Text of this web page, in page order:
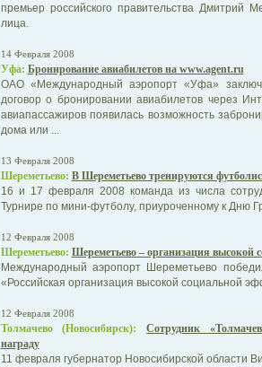
премьер российского правительства Дмитрий
лица.
14 Февраля 2008
Уфа: Бронирование авиабилетов на www.agent.ru
ОАО «Международный аэропорт «Уфа»
договор о бронировании авиабилетов через
авиапассажиров появилась возможность
дома или ...
13 Февраля 2008
Шереметьево: В Шереметьево тренируются
16 и 17 февраля 2008 команда из числа
Турнире по мини-футболу, приуроченному к Дню
12 Февраля 2008
Шереметьево: Шереметьево – организация высокой
Международный аэропорт Шереметьево
«Российская организация высокой социальной
12 Февраля 2008
Толмачево (Новосибирск):
Сотрудник
награду
11 февраля губернатор Новосибирской области